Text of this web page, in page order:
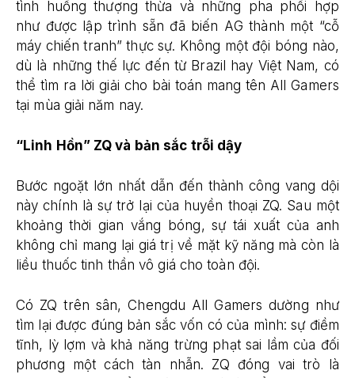
tình huống thượng thừa và những pha phối hợp
như được lập trình sẵn đã biến AG thành một “cỗ
máy chiến tranh” thực sự. Không một đội bóng nào,
dù là những thế lực đến từ Brazil hay Việt Nam, có
thể tìm ra lời giải cho bài toán mang tên All Gamers
tại mùa giải năm nay.
“Linh Hồn” ZQ và bản sắc trỗi dậy
Bước ngoặt lớn nhất dẫn đến thành công vang dội
này chính là sự trở lại của huyền thoại ZQ. Sau một
khoảng thời gian vắng bóng, sự tái xuất của anh
không chỉ mang lại giá trị về mặt kỹ năng mà còn là
liều thuốc tinh thần vô giá cho toàn đội.
Có ZQ trên sân, Chengdu All Gamers dường như
tìm lại được đúng bản sắc vốn có của mình: sự điềm
tĩnh, lỳ lợm và khả năng trừng phạt sai lầm của đối
phương một cách tàn nhẫn. ZQ đóng vai trò là